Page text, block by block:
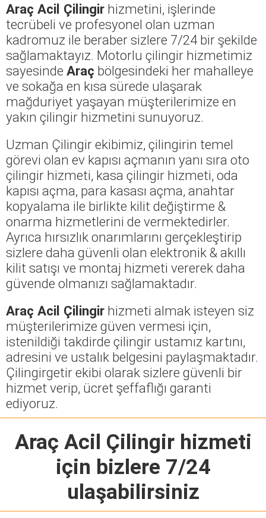
Araç Acil Çilingir hizmetini, işlerinde
tecrübeli ve profesyonel olan uzman
kadromuz ile beraber sizlere 7/24 bir şekilde
sağlamaktayız. Motorlu çilingir hizmetimiz
sayesinde Araç bölgesindeki her mahalleye
ve sokağa en kısa sürede ulaşarak
mağduriyet yaşayan müşterilerimize en
yakın çilingir hizmetini sunuyoruz.
Uzman Çilingir ekibimiz, çilingirin temel
görevi olan ev kapısı açmanın yanı sıra oto
çilingir hizmeti, kasa çilingir hizmeti, oda
kapısı açma, para kasası açma, anahtar
kopyalama ile birlikte kilit değiştirme &
onarma hizmetlerini de vermektedirler.
Ayrıca hırsızlık onarımlarını gerçekleştirip
sizlere daha güvenli olan elektronik & akıllı
kilit satışı ve montaj hizmeti vererek daha
güvende olmanızı sağlamaktadır.
Araç Acil Çilingir hizmeti almak isteyen siz
müşterilerimize güven vermesi için,
istenildiği takdirde çilingir ustamız kartını,
adresini ve ustalık belgesini paylaşmaktadır.
Çilingirgetir ekibi olarak sizlere güvenli bir
hizmet verip, ücret şeffaflığı garanti
ediyoruz.
Araç Acil Çilingirhizmeti
için bizlere 7/24
ulaşabilirsiniz